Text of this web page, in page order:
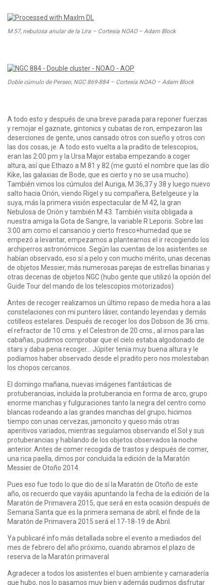
M 57, nebulosa anular de la Lira – Cortesía NOAO – Adam Block
Doble cúmulo de Perseo, NGC 869-884 – Cortesía NOAO – Adam Block
A todo esto y después de una breve parada para reponer fuerzas
y remojar el gaznate, gintonics y cubatas de ron, empezaron las
deserciones de gente, unos cansado otros con sueño y otros con
las dos cosas, je. A todo esto vuelta a la pradito de telescopios,
eran las 2:00 pm y la Ursa Major estaba empezando a coger
altura, así que Ethazo a M 81 y 82 (me gustó el nombre que las dío
Kike, las galaxias de Bode, que es cierto y no se usa mucho).
También vimos los cúmulos del Auriga, M 36,37 y 38 y luego nuevo
salto hacia Orión, viendo Rigel y su compañera, Betelgeuse y la
suya, más la primera visión espectacular de M 42, la gran
Nebulosa de Orión y también M 43. También visita obligada a
nuestra amiga la Gota de Sangre, la variable R Leporis. Sobre las
3:00 am como el cansancio y cierto fresco+humedad que se
empezó a levantar, empezamos a plantearnos el ir recogiendo los
archiperros astronómicos. Según las cuentas de los asistentes se
habían observado, eso sí a pelo y con mucho mérito, unas decenas
de objetos Messier, más numerosas parejas de estrellas binarias y
otras decenas de objetos NGC (hubo gente que utilizó la opción del
Guide Tour del mando de los telescopios motorizados)
Antes de recoger realizamos un último repaso de media hora a las
constelaciones con mi puntero láser, contando leyendas y demás
cotilleos estelares. Después de recoger los dos Dobson de 36 cms.
el refractor de 10 cms. y el Celestron de 20 cms., al irnos para las
cabañas, pudimos comprobar que el cielo estaba algodonado de
stars y daba pena recoger… Júpiter tenia muy buena altura y le
podíamos haber observado desde el pradito pero nos molestaban
los chopos cercanos.
El domingo mañana, nuevas imágenes fantásticas de
protuberancias, incluida la protuberancia en forma de arco, grupo
enorme manchas y fulguraciones tanto la negra del centro como
blancas rodeando a las grandes manchas del grupo; hicimos
tiempo con unas cervezas, jamoncito y queso más otras
aperitivos variados, mientras seguíamos observando el Sol y sus
protuberancias y hablando de los objetos observados la noche
anterior. Antes de comer recogida de trastos y después de comer,
una rica paella, dimos por concluida la edición de la Maratón
Messier de Otoño 2014.
Pues eso fue todo lo que dio de sí la Maratón de Otoño de este
año, os recuerdo que vayáis apuntando la fecha de la edición de la
Maratón de Primavera 2015, que será en esta ocasión después de
Semana Santa que es la primera semana de abril; el finde de la
Maratón de Primavera 2015 será el 17-18-19 de Abril.
Ya publicaré info más detallada sobre el evento a mediados del
mes de febrero del año próximo, cuando abramos el plazo de
reserva de la Maratón primaveral
Agradecer a todos los asistentes el buen ambiente y camaradería
que hubo, nos lo pasamos muy bien y además pudimos disfrutar